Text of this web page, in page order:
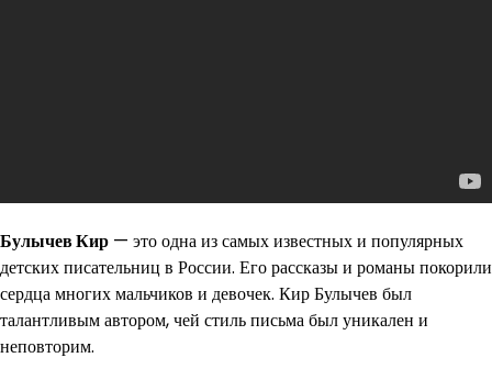
Булычев Кир — это одна из самых известных и популярных
детских писательниц в России. Его рассказы и романы покорили
сердца многих мальчиков и девочек. Кир Булычев был
талантливым автором, чей стиль письма был уникален и
неповторим.